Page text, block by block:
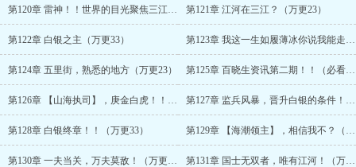
第120章 雷神！！世界的目光聚焦三江！（万更13） 第121章 江河在三江？（万更23）
第122章 白银之主（万更33） 第123章 我这一生如履薄冰你说我能走到对岸吗？（万更13）
第124章 五里街，熟悉的地方（万更23） 第125章 百晓生资讯第二期！！（必看！！）（万更33）
第126章 【山海执司】，庚金白虎！！！（万更13） 第127章 监兵风暴，晋升白银的条件！（万更23）
第128章 白银终章！！（万更33） 第129章 【海潮领主】，相信我不？（万更13）
第130章 一夫当关，万夫莫敌！（万更23） 第131章 国士无双者，唯有江河！（万更33）